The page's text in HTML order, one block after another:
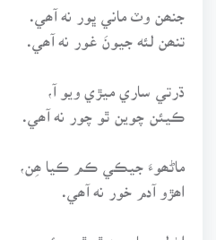
جنھن وٽ ماني ڀور نه آھي.
تنھن لئه جيونَ غور نه آھي.
ڌرتي ساري ميڙي ويو آ،
ڪيئن چوين ٿو چور نه آھي.
ماڻھوءَ جيڪي ڪم ڪيا ھِن،
اھڙو آدم خور نه آھي.
اڻ لڀ ڄاريون ٿر ٿو روئي،